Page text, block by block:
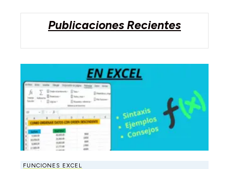
Publicaciones Recientes
FUNCIONES EXCEL